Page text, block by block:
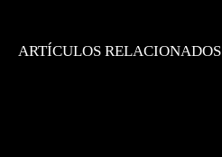
ARTÍCULOS RELACIONADOS